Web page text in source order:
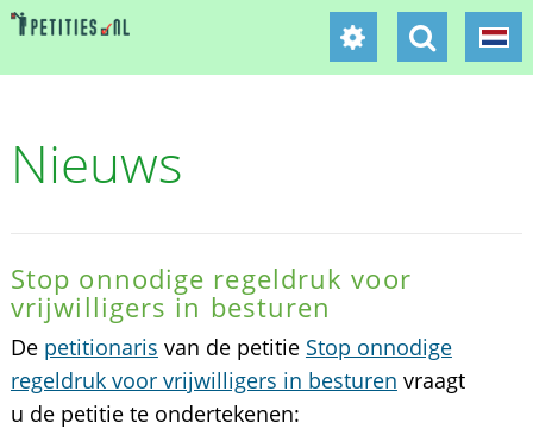
Nieuws
Stop onnodige regeldruk voor
vrijwilligers in besturen
De petitionaris van de petitie Stop onnodige
regeldruk voor vrijwilligers in besturen vraagt
u de petitie te ondertekenen: